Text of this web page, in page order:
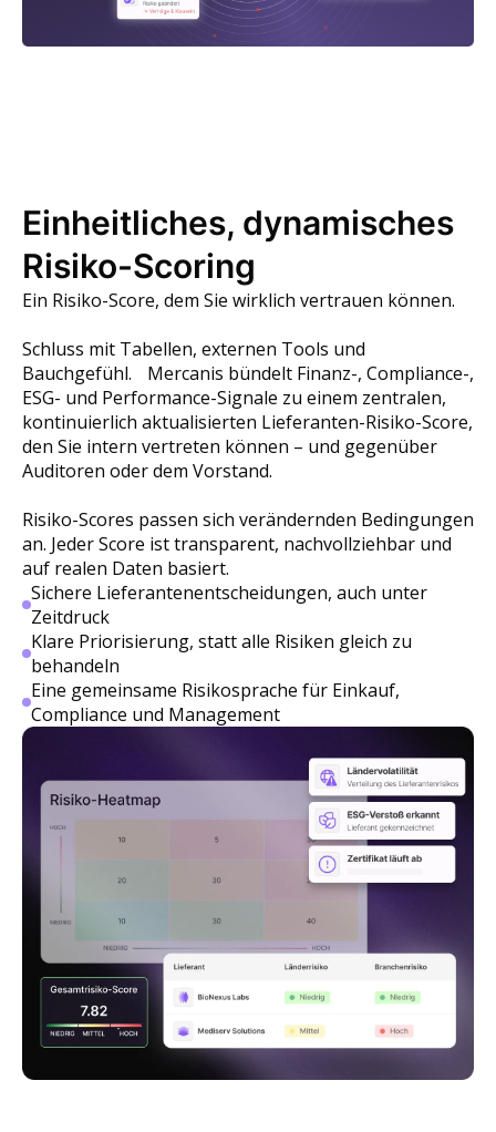
Einheitliches, dynamisches
Risiko-Scoring
Ein Risiko-Score, dem Sie wirklich vertrauen können.
Schluss mit Tabellen, externen Tools und
Bauchgefühl. Mercanis bündelt Finanz-, Compliance-,
ESG- und Performance-Signale zu einem zentralen,
kontinuierlich aktualisierten Lieferanten-Risiko-Score,
den Sie intern vertreten können – und gegenüber
Auditoren oder dem Vorstand.
Risiko-Scores passen sich verändernden Bedingungen
an. Jeder Score ist transparent, nachvollziehbar und
auf realen Daten basiert.
Sichere Lieferantenentscheidungen, auch unter
Zeitdruck
Klare Priorisierung, statt alle Risiken gleich zu
behandeln
Eine gemeinsame Risikosprache für Einkauf,
Compliance und Management